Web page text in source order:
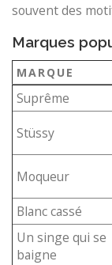
souvent des
Marques
MARQUE
Suprême
Stüssy
Moqueur
Blanc cassé
Un singe qui se
baigne